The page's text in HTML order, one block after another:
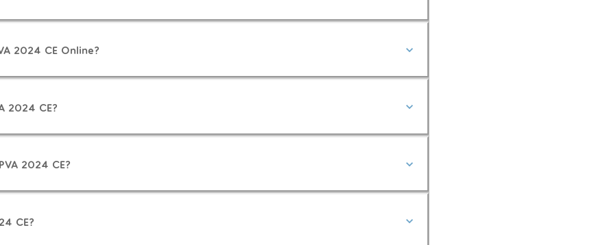
2024 CE Online?
2024 CE?
2024 CE?
CE?